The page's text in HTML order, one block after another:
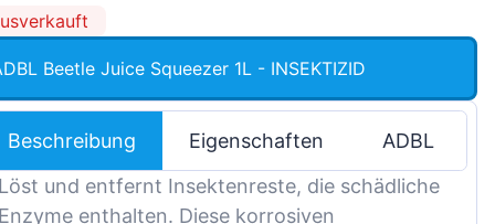
Português
Slovenian
Latvian
Beetle Juice Squeezer 1L - INSEKTIZID
Beschreibung Eigenschaften
ADBL
und entfernt Insektenreste, die schädliche
enthalten. Diese korrosiven